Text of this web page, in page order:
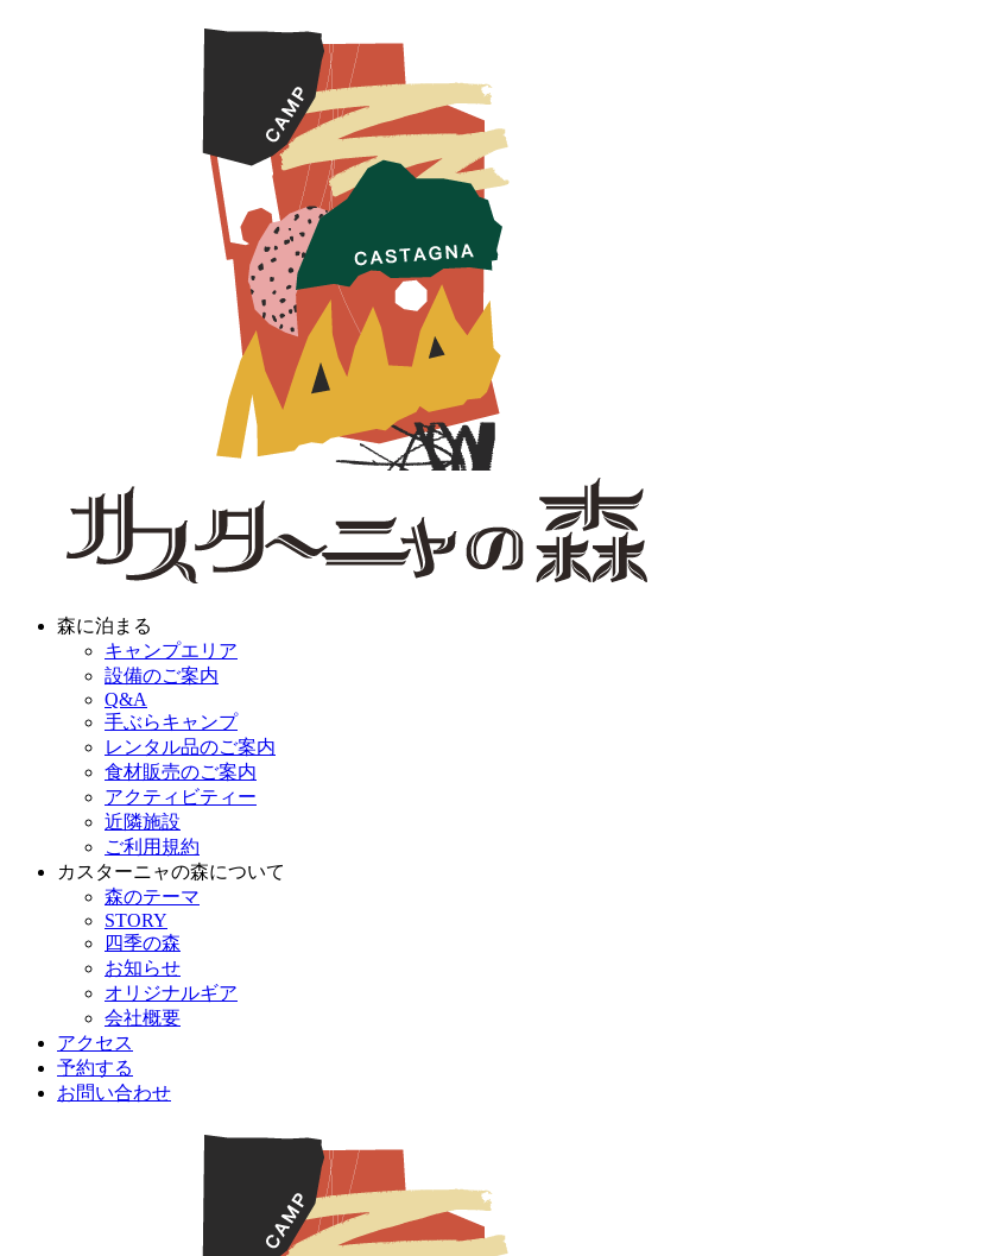
森に泊まる
キャンプエリア
設備のご案内
Q&A
手ぶらキャンプ
レンタル品のご案内
食材販売のご案内
アクティビティー
近隣施設
ご利用規約
カスターニャの森について
森のテーマ
STORY
四季の森
お知らせ
オリジナルギア
会社概要
アクセス
予約する
お問い合わせ